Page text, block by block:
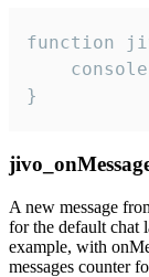
function
}
A new message
for the default chat
example, with
messages counter